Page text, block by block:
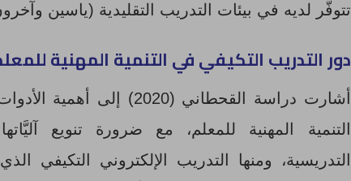
تتوفَّر لديه في بيئات التدريب التقليدية (ياسين وآخرون،
دور التدريب التكيفي في التنمية المهنية
أشارت دراسة القحطاني (2020)
التنمية المهنية للمعلم، مع ضرورة تنويع
التدريسية، ومنها التدريب الإلكتروني التكيفي